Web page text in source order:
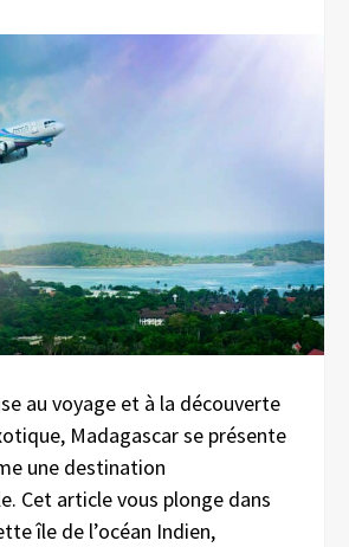
au voyage et à la découverte
Madagascar se présente
une destination
Cet article vous plonge dans
île de l’océan Indien,